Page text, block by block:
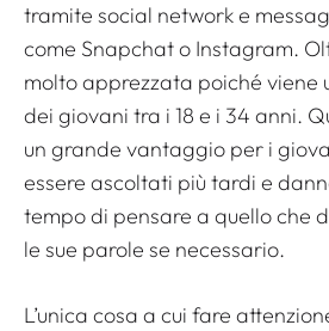
tramite social network e
come Snapchat o Instagram.
molto apprezzata poiché viene
dei giovani tra i 18 e i 34 anni.
un grande vantaggio per i
essere ascoltati più tardi e
tempo di pensare a quello che
le sue parole se necessario.
L’unica cosa a cui fare